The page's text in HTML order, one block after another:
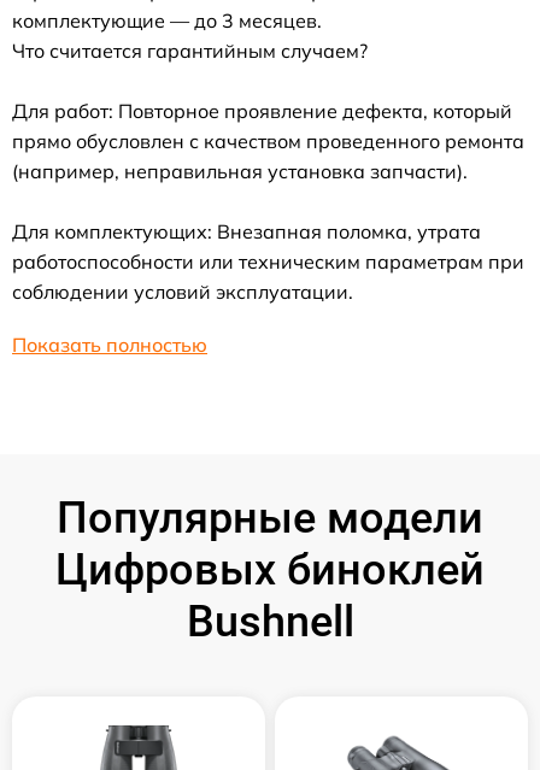
комплектующие — до 3 месяцев.
Что считается гарантийным случаем?
Для работ: Повторное проявление дефекта, который
прямо обусловлен с качеством проведенного ремонта
(например, неправильная установка запчасти).
Для комплектующих: Внезапная поломка, утрата
работоспособности или техническим параметрам при
соблюдении условий эксплуатации.
Показать полностью
Популярные модели
Цифровых биноклей
Bushnell